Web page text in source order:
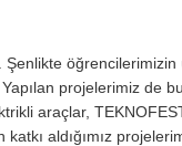
projelerimiz de
araçlar,
katkı aldığımız